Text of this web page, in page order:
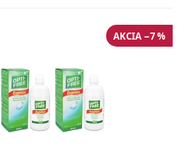
AKCIA −7 %